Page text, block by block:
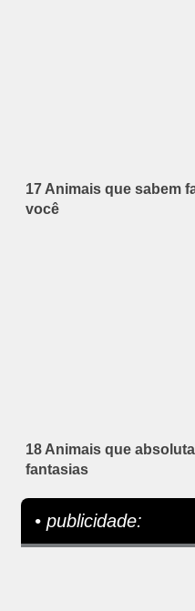
17 Animais que sabem
você
18 Animais que
fantasias
• publicidade: